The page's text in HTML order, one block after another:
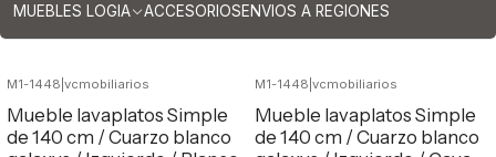
MUEBLES LOGIA ACCESORIOSENVIOS A REGIONES
M1-1448 vcmobiliarios
Mueble lavaplatos Simple
de 140 cm / Cuarzo blanco
M1-1448 vcmobiliarios
Mueble lavaplatos Simple
de 140 cm / Cuarzo blanco